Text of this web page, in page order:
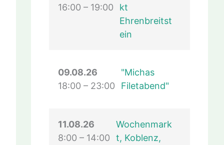
16:00 – 19:00
kt
Ehrenbreitst
ein
09.08.26
18:00 – 23:00
"Michas
Filetabend"
11.08.26
8:00 – 14:00
Wochenmark
t, Koblenz,